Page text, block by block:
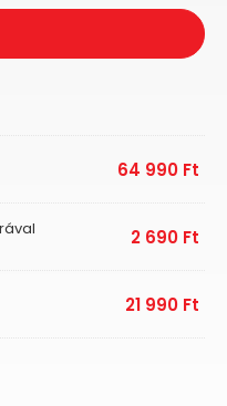
64 990 Ft
2 690 Ft
21 990 Ft